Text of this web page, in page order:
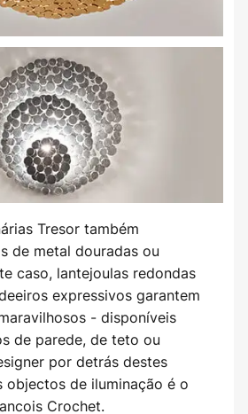
Tresor também
de metal douradas ou
caso, lantejoulas redondas
expressivos garantem
- disponíveis
de parede, de teto ou
por detrás destes
objectos de iluminação é o
Crochet.